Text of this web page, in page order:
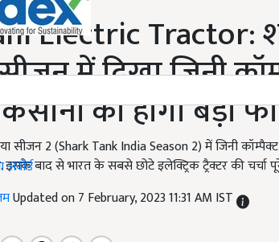
Electric Tractor:
में दिखा जिनी
को होगा बड़ा
सीजन 2 (Shark Tank India Season 2) में जिनी
इसके बाद से भारत के सबसे छोटे इलेक्ट्रिक ट्रैक्टर की चर्चा
Updated on 7 February, 2023 11:31 AM IST